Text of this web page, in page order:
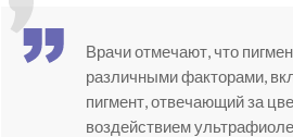
Врачи отмечают, что
различными факторами,
пигмент, отвечающий за
воздействием